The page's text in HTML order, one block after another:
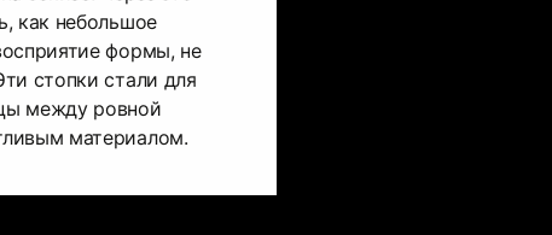
как небольшое
формы, не
стопки стали для
между ровной
материалом.